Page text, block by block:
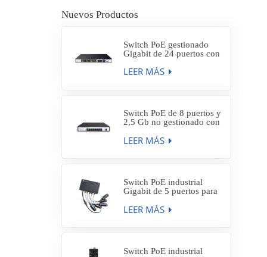
Nuevos Productos
Switch PoE gestionado
Gigabit de 24 puertos con
puertos SFP+ de 10 Gb,
LEER MÁS
Switch PoE de 8 puertos y
2,5 Gb no gestionado con
de 1 a 10 Gb, SP5210-
LEER MÁS
Switch PoE industrial
Gigabit de 5 puertos para
agua IP66, con 4 puertos
LEER MÁS
Switch PoE industrial